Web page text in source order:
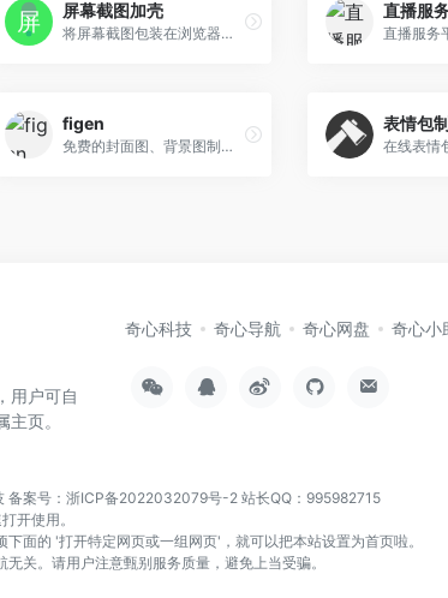
屏幕截图加壳
将屏幕截图包装在浏览器框架中的最简单方法。
直播服
直播服务
figen
免费的封面图、背景图制作工具
表情包
在线表情
用户可自
页。
奇心科技 奇心导航 奇心网盘 奇心小
备案号：浙ICP备2022032079号-2 站长QQ：995982715
开使用。
面的 '打开特定网页或一组网页'，就可以把本站设置为首页啦。
关。请用户注意甄别服务质量，避免上当受骗。